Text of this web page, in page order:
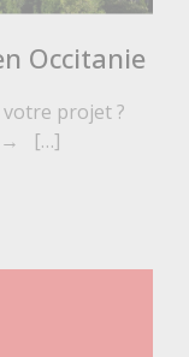
Occitanie
votre projet ?
→ […]